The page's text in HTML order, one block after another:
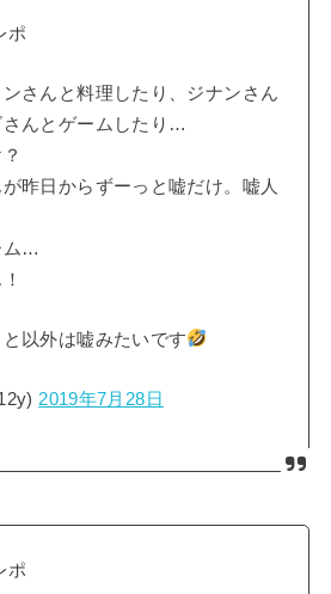
ポ
さんと料理したり、ジナンさん
んとゲームしたり…
昨日からずーっと嘘だけ。嘘人
ム…
以外は嘘みたいです
2019年7月28日
ポ